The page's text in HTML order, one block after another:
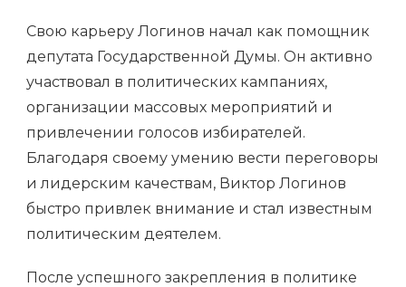
Свою карьеру Логинов начал как помощник
депутата Государственной Думы. Он активно
участвовал в политических кампаниях,
организации массовых мероприятий и
привлечении голосов избирателей.
Благодаря своему умению вести переговоры
и лидерским качествам, Виктор Логинов
быстро привлек внимание и стал известным
политическим деятелем.
После успешного закрепления в политике